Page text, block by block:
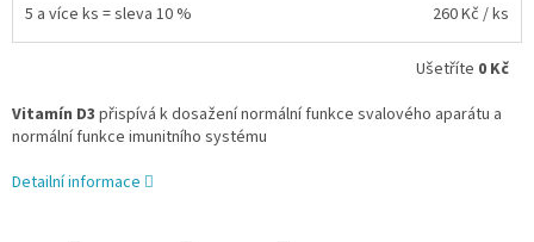
5 a více ks = sleva 10 % 260 Kč / ks
Ušetříte 0 Kč
Vitamín D3 přispívá k dosažení normální funkce svalového aparátu a
normální funkce imunitního systému
Detailní informace